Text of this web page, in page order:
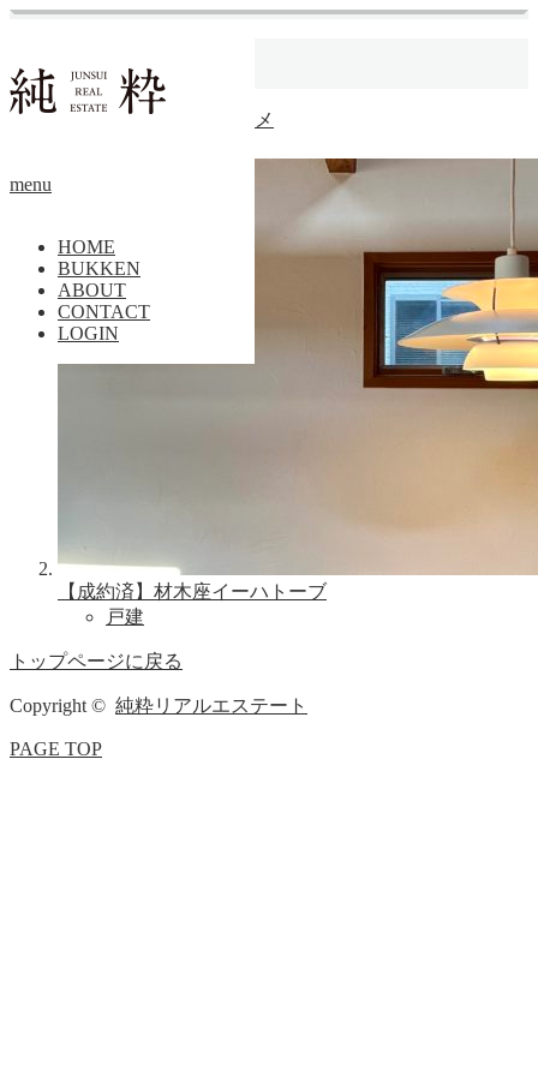
menu
HOME
BUKKEN
ABOUT
CONTACT
LOGIN
自然素材
【成約済】朝活のススメ
【成約済】材木座イーハトーブ
戸建
トップページに戻る
Copyright © 純粋リアルエステート
PAGE TOP